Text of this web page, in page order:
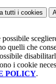
tutti i cookies
possibile
quelli che
i cookie
POLICY.